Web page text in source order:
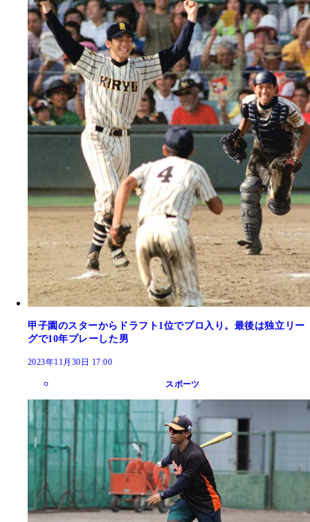
甲子園のスターからドラフト1位でプロ入り。最後は独立リー
グで10年プレーした男
2023年11月30日 17:00
スポーツ